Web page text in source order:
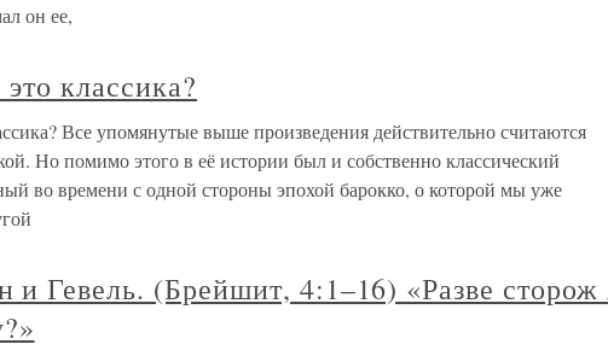
он ее,
классика?
Все упомянутые выше произведения действительно считаются
Но помимо этого в её истории был и собственно классический
во времени с одной стороны эпохой барокко, о которой мы уже
и Гевель. (Брейшит, 4:1–16) «Разве сторож